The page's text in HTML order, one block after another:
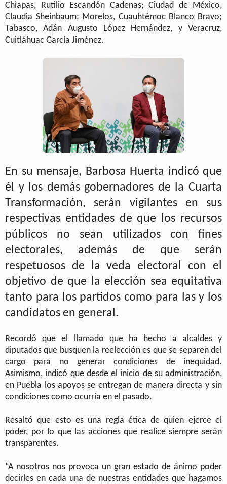
Chiapas, Rutilio Escandón Cadenas; Ciudad de México,
Claudia Sheinbaum; Morelos, Cuauhtémoc Blanco Bravo;
Tabasco, Adán Augusto López Hernández, y Veracruz,
Cuitláhuac García Jiménez.
En su mensaje, Barbosa Huerta indicó que
él y los demás gobernadores de la Cuarta
Transformación, serán vigilantes en sus
respectivas entidades de que los recursos
públicos no sean utilizados con fines
electorales, además de que serán
respetuosos de la veda electoral con el
objetivo de que la elección sea equitativa
tanto para los partidos como para las y los
candidatos en general.
Recordó que el llamado que ha hecho a alcaldes y
diputados que busquen la reelección es que se separen del
cargo para no generar condiciones de inequidad.
Asimismo, indicó que desde el inicio de su administración,
en Puebla los apoyos se entregan de manera directa y sin
condiciones como ocurría en el pasado.
Resaltó que esto es una regla ética de quien ejerce el
poder, por lo que las acciones que realice siempre serán
transparentes.
“A nosotros nos provoca un gran estado de ánimo poder
decirles en cada una de nuestras entidades que hagamos